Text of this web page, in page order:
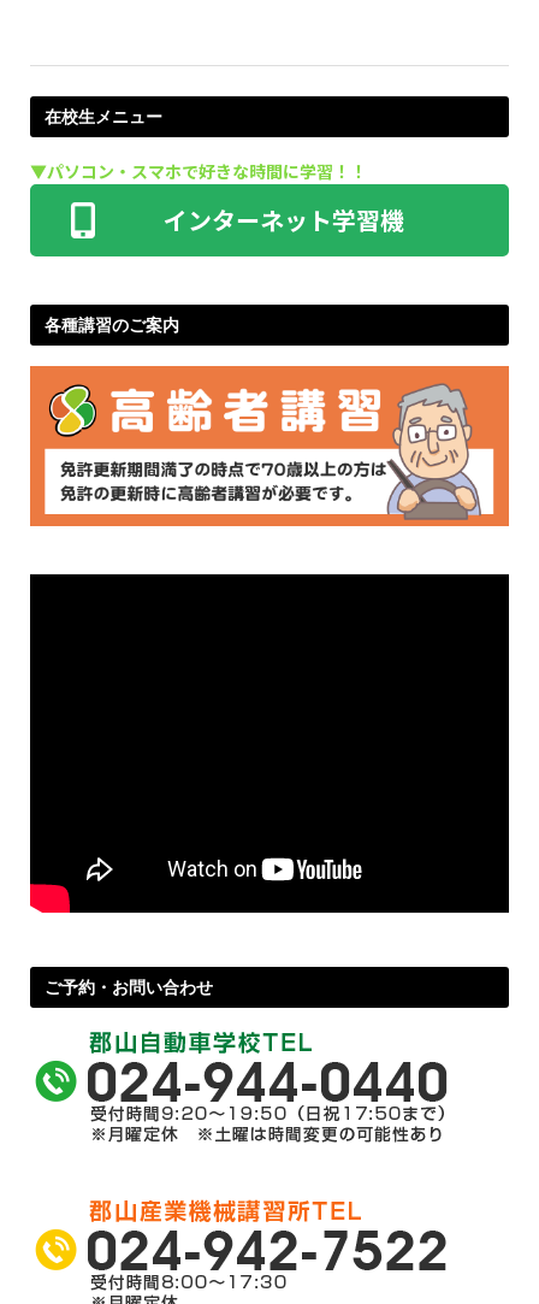
在校生メニュー
▼パソコン・スマホで好きな時間に学習！！
インターネット学習機
ID・パスワードをご用意ください
各種講習のご案内
ご予約・お問い合わせ